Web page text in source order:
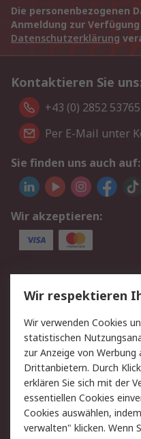
Die personenbezogenen
Anmeldung zur
Datenschutzerklärung
Kontaktieren Sie
+43 (0) 2852 53765
Per E-Mail unter
Sie finden uns auch auf:
Wir akzeptieren:
Service
Value Added Services
Rücksendung/
Hilfe
Rechtliches
RS Verkaufs- und
Lieferbedingungen
Wir respektieren
Wir verwenden Cookies
statistischen
zur Anzeige von
Drittanbietern. Durch
erklären Sie sich mit der
essentiellen Cookies
Cookies auswählen,
verwalten" klicken. Wenn